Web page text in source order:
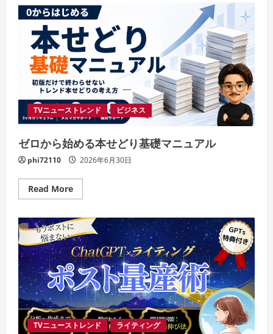
味
｜
学
習…
何
で
も
OK!
し
に
行
こ
う
か？」
公
演
年
6
28
日
（日）
17:00
～
STU48
4
期
研
究
生
「さ
未
来
を
し
に
行
こ
か？」
公
演
TVニューストレンド ビジネス
ゼロから始める本せどり基礎マニュアル
phi72110 2026年6月30日
Read MoreRead
more
ロ
か
ら
始
め
る
本
せ
ど
り
基
礎
マ
TVニューストレンド ライティング